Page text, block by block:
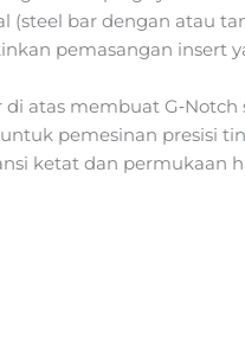
(steel bar dengan atau
pemasangan insert
atas membuat
pemesinan presisi
ketat dan permukaan